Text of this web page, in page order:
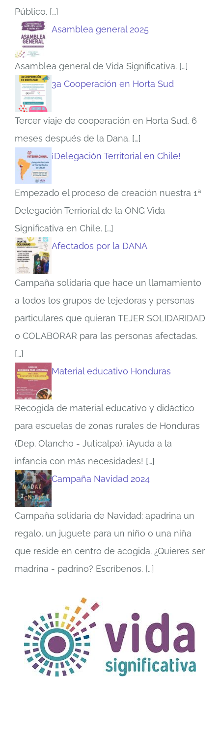
Público. […]
Asamblea general 2025
Asamblea general de Vida Significativa. […]
3a Cooperación en Horta Sud
Tercer viaje de cooperación en Horta Sud, 6
meses después de la Dana. […]
¡Delegación Territorial en Chile!
Empezado el proceso de creación nuestra 1ª
Delegación Terriorial de la ONG Vida
Significativa en Chile. […]
Afectados por la DANA
Campaña solidaria que hace un llamamiento
a todos los grupos de tejedoras y personas
particulares que quieran TEJER SOLIDARIDAD
o COLABORAR para las personas afectadas.
[…]
Material educativo Honduras
Recogida de material educativo y didáctico
para escuelas de zonas rurales de Honduras
(Dep. Olancho - Juticalpa). ¡Ayuda a la
infancia con más necesidades! […]
Campaña Navidad 2024
Campaña solidaria de Navidad: apadrina un
regalo, un juguete para un niño o una niña
que reside en centro de acogida. ¿Quieres ser
madrina - padrino? Escríbenos. […]